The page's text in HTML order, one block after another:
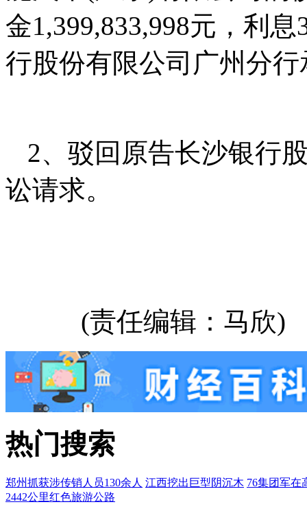
金1,399,833,998元，利
行股份有限公司广州分
2、驳回原告长沙银行
讼请求。
(责任编辑：马欣)
热门搜索
郑州抓获涉传销人员130余人 江西挖出巨型阴沉木 76集团军在
2442公里红色旅游公路